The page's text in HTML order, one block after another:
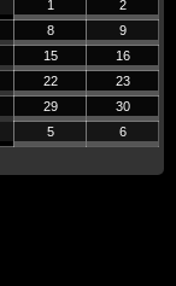
1
2
8
9
15
16
22
23
29
30
5 6